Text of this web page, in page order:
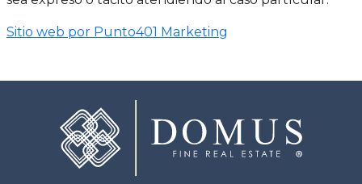
Sitio web por Punto401 Marketing